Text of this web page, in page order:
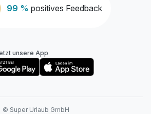
99 % positives Feedback
unsere App
© Super Urlaub GmbH